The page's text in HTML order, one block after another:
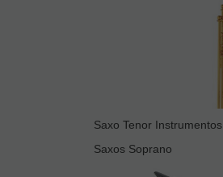
Saxo Tenor Instrumentos
Saxos Soprano